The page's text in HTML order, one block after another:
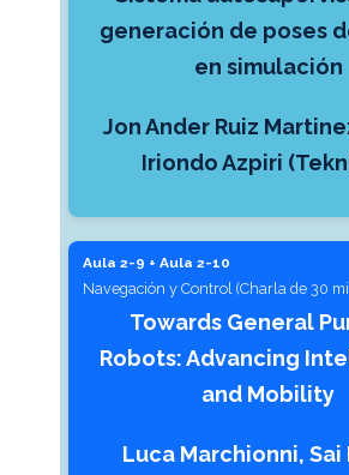
generación de poses
en simulación
Jon Ander Ruiz
Iriondo Azpiri
Aula 2-9 + Aula 2-10
Navegación y Control (Charla de 30
Towards General
Robots: Advancing
and Mobility
Luca Marchionni, Sai